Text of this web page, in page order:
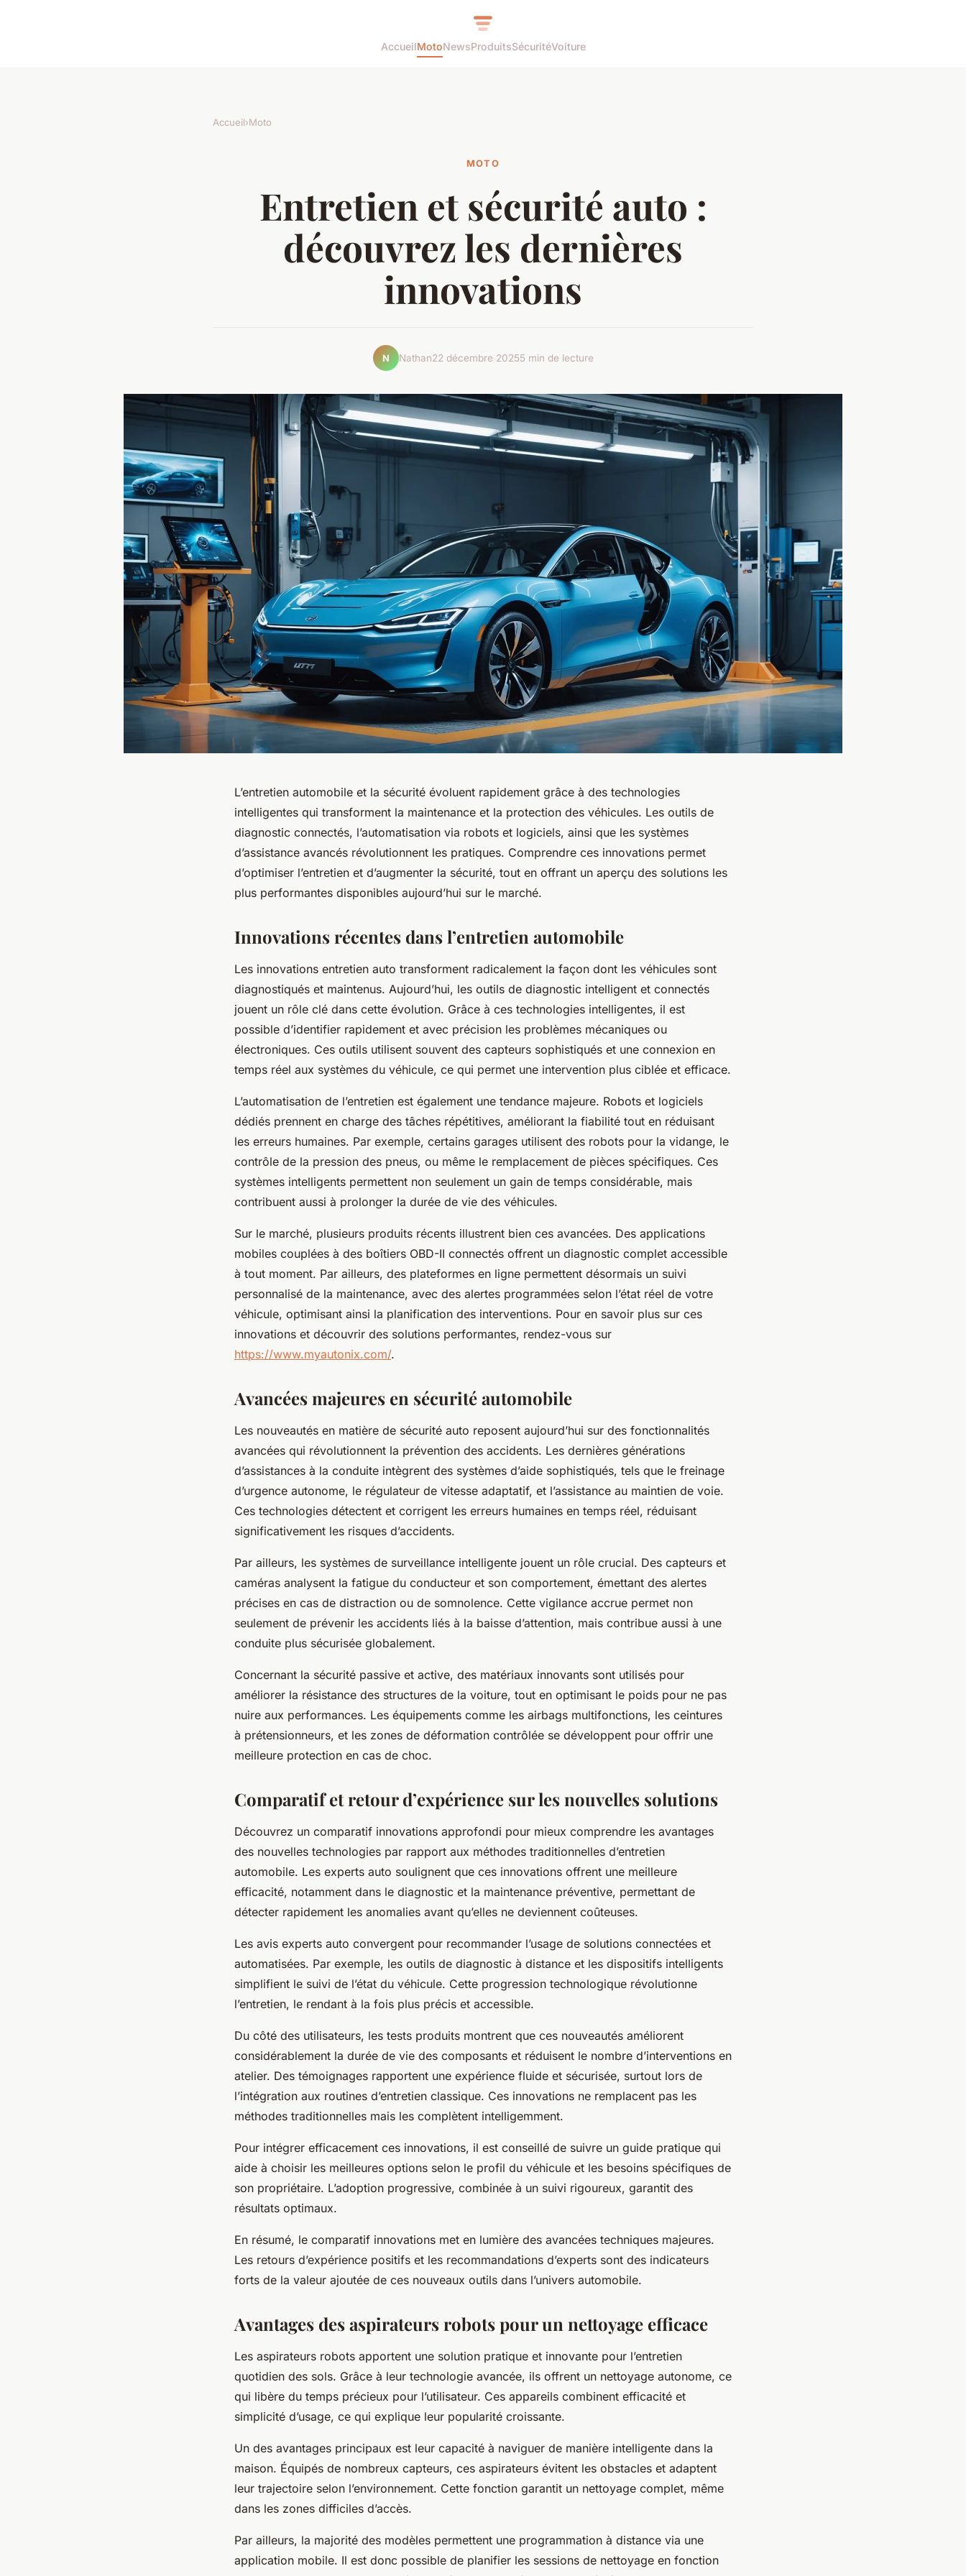
AccueilMotoNewsProduitsSécuritéVoiture
Accueil›Moto
MOTO
Entretien et sécurité auto :
découvrez les dernières
innovations
N Nathan22 décembre 20255 min de lecture
L’entretien automobile et la sécurité évoluent rapidement grâce à des technologies
intelligentes qui transforment la maintenance et la protection des véhicules. Les outils de
diagnostic connectés, l’automatisation via robots et logiciels, ainsi que les systèmes
d’assistance avancés révolutionnent les pratiques. Comprendre ces innovations permet
d’optimiser l’entretien et d’augmenter la sécurité, tout en offrant un aperçu des solutions les
plus performantes disponibles aujourd’hui sur le marché.
Innovations récentes dans l’entretien automobile
Les innovations entretien auto transforment radicalement la façon dont les véhicules sont
diagnostiqués et maintenus. Aujourd’hui, les outils de diagnostic intelligent et connectés
jouent un rôle clé dans cette évolution. Grâce à ces technologies intelligentes, il est
possible d’identifier rapidement et avec précision les problèmes mécaniques ou
électroniques. Ces outils utilisent souvent des capteurs sophistiqués et une connexion en
temps réel aux systèmes du véhicule, ce qui permet une intervention plus ciblée et efficace.
L’automatisation de l’entretien est également une tendance majeure. Robots et logiciels
dédiés prennent en charge des tâches répétitives, améliorant la fiabilité tout en réduisant
les erreurs humaines. Par exemple, certains garages utilisent des robots pour la vidange, le
contrôle de la pression des pneus, ou même le remplacement de pièces spécifiques. Ces
systèmes intelligents permettent non seulement un gain de temps considérable, mais
contribuent aussi à prolonger la durée de vie des véhicules.
Sur le marché, plusieurs produits récents illustrent bien ces avancées. Des applications
mobiles couplées à des boîtiers OBD-II connectés offrent un diagnostic complet accessible
à tout moment. Par ailleurs, des plateformes en ligne permettent désormais un suivi
personnalisé de la maintenance, avec des alertes programmées selon l’état réel de votre
véhicule, optimisant ainsi la planification des interventions. Pour en savoir plus sur ces
innovations et découvrir des solutions performantes, rendez-vous sur
https://www.myautonix.com/.
Avancées majeures en sécurité automobile
Les nouveautés en matière de sécurité auto reposent aujourd’hui sur des fonctionnalités
avancées qui révolutionnent la prévention des accidents. Les dernières générations
d’assistances à la conduite intègrent des systèmes d’aide sophistiqués, tels que le freinage
d’urgence autonome, le régulateur de vitesse adaptatif, et l’assistance au maintien de voie.
Ces technologies détectent et corrigent les erreurs humaines en temps réel, réduisant
significativement les risques d’accidents.
Par ailleurs, les systèmes de surveillance intelligente jouent un rôle crucial. Des capteurs et
caméras analysent la fatigue du conducteur et son comportement, émettant des alertes
précises en cas de distraction ou de somnolence. Cette vigilance accrue permet non
seulement de prévenir les accidents liés à la baisse d’attention, mais contribue aussi à une
conduite plus sécurisée globalement.
Concernant la sécurité passive et active, des matériaux innovants sont utilisés pour
améliorer la résistance des structures de la voiture, tout en optimisant le poids pour ne pas
nuire aux performances. Les équipements comme les airbags multifonctions, les ceintures
à prétensionneurs, et les zones de déformation contrôlée se développent pour offrir une
meilleure protection en cas de choc.
Comparatif et retour d’expérience sur les nouvelles solutions
Découvrez un comparatif innovations approfondi pour mieux comprendre les avantages
des nouvelles technologies par rapport aux méthodes traditionnelles d’entretien
automobile. Les experts auto soulignent que ces innovations offrent une meilleure
efficacité, notamment dans le diagnostic et la maintenance préventive, permettant de
détecter rapidement les anomalies avant qu’elles ne deviennent coûteuses.
Les avis experts auto convergent pour recommander l’usage de solutions connectées et
automatisées. Par exemple, les outils de diagnostic à distance et les dispositifs intelligents
simplifient le suivi de l’état du véhicule. Cette progression technologique révolutionne
l’entretien, le rendant à la fois plus précis et accessible.
Du côté des utilisateurs, les tests produits montrent que ces nouveautés améliorent
considérablement la durée de vie des composants et réduisent le nombre d’interventions en
atelier. Des témoignages rapportent une expérience fluide et sécurisée, surtout lors de
l’intégration aux routines d’entretien classique. Ces innovations ne remplacent pas les
méthodes traditionnelles mais les complètent intelligemment.
Pour intégrer efficacement ces innovations, il est conseillé de suivre un guide pratique qui
aide à choisir les meilleures options selon le profil du véhicule et les besoins spécifiques de
son propriétaire. L’adoption progressive, combinée à un suivi rigoureux, garantit des
résultats optimaux.
En résumé, le comparatif innovations met en lumière des avancées techniques majeures.
Les retours d’expérience positifs et les recommandations d’experts sont des indicateurs
forts de la valeur ajoutée de ces nouveaux outils dans l’univers automobile.
Avantages des aspirateurs robots pour un nettoyage efficace
Les aspirateurs robots apportent une solution pratique et innovante pour l’entretien
quotidien des sols. Grâce à leur technologie avancée, ils offrent un nettoyage autonome, ce
qui libère du temps précieux pour l’utilisateur. Ces appareils combinent efficacité et
simplicité d’usage, ce qui explique leur popularité croissante.
Un des avantages principaux est leur capacité à naviguer de manière intelligente dans la
maison. Équipés de nombreux capteurs, ces aspirateurs évitent les obstacles et adaptent
leur trajectoire selon l’environnement. Cette fonction garantit un nettoyage complet, même
dans les zones difficiles d’accès.
Par ailleurs, la majorité des modèles permettent une programmation à distance via une
application mobile. Il est donc possible de planifier les sessions de nettoyage en fonction